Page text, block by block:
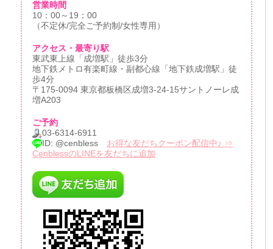
営業時間
10：00～19：00
（不定休/完全ご予約制/女性専用）
アクセス・最寄り駅
東武東上線「成増駅」徒歩3分
地下鉄メトロ有楽町線・副都心線「地下鉄成増駅」徒
歩4分
〒175-0094 東京都板橋区成増3-24-15サントノーレ成
増A203
ご予約
03-6314-6911
ID: @cenbless お得な友だちクーポン配信中♪ ⇒
CenblessのLINEを友だちに追加